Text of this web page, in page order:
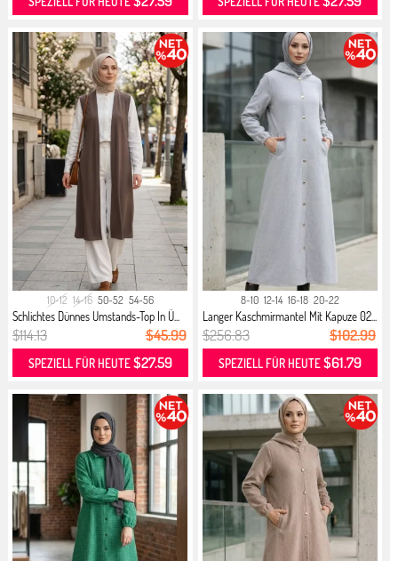
10-12 14-16 50-52 54-56
Schlichtes Dünnes Umstands-Top In Ü...
$114.13 $45.99
SPEZIELL FÜR HEUTE$27.59
8-10 12-14 16-18 20-22
Langer Kaschmirmantel Mit Kapuze 02...
$256.83 $102.99
SPEZIELL FÜR HEUTE$61.79